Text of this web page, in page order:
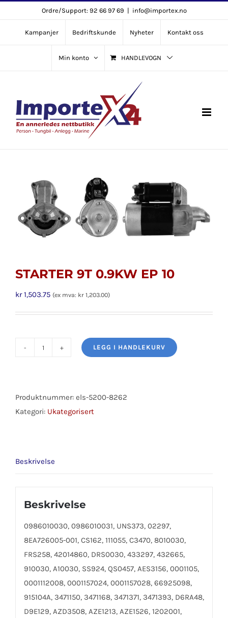
content
Ordre/Support: 92 66 97 69 | info@importex.no
Kampanjer Bedriftskunde Nyheter Kontakt oss
Min konto HANDLEVOGN
STARTER 9T 0.9KW EP 10
kr1,503.75 (ex mva: kr 1,203.00)
EP
10
LEGG I HANDLEKURV
Produktnummer: els-5200-8262
Kategori: Ukategorisert
Beskrivelse
Beskrivelse
0986010030, 0986010031, UNS373, 02297,
8EA726005-001, CS162, 111055, C3470, 8010030,
FRS258, 42014860, DRS0030, 433297, 432665,
910030, A10030, SS924, QS0457, AES3156, 0001105,
0001112008, 0001157024, 0001157028, 66925098,
915104A, 3471150, 3471168, 3471371, 3471393, D6RA48,
D9E129, AZD3508, AZE1213, AZE1526, 1202001,